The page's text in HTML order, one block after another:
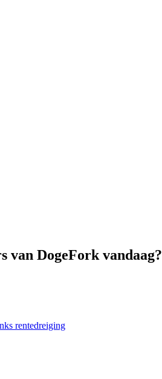
van DogeFork vandaag?
rentedreiging